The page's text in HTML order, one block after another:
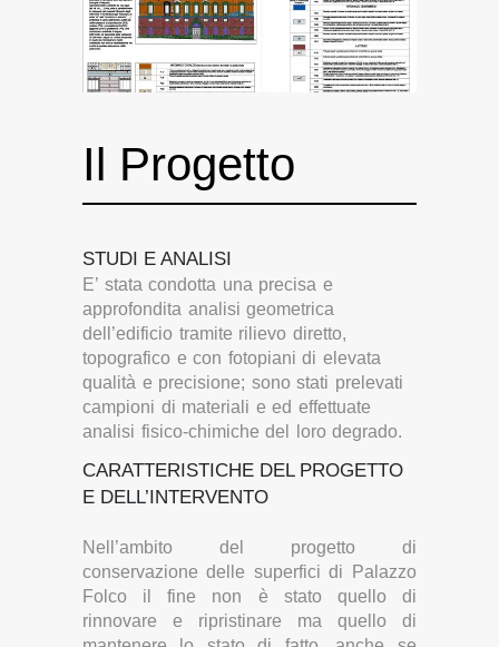
Il Progetto
STUDI E ANALISI
E’ stata condotta una precisa e
approfondita analisi geometrica
dell’edificio tramite rilievo diretto,
topografico e con fotopiani di elevata
qualità e precisione; sono stati prelevati
campioni di materiali e ed effettuate
analisi fisico-chimiche del loro degrado.
CARATTERISTICHE DEL PROGETTO
E DELL’INTERVENTO
Nell’ambito del progetto di
conservazione delle superfici di Palazzo
Folco il fine non è stato quello di
rinnovare e ripristinare ma quello di